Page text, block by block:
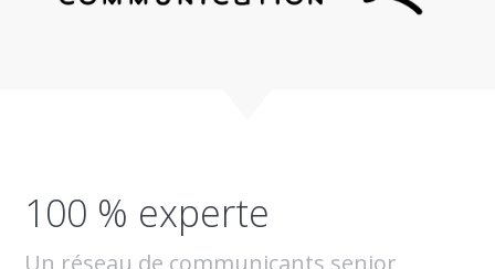
100 % experte
Un réseau de communicants senior